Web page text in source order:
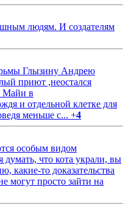
людям. И создателям
Глызину Андрею
приют ,неостался
Майи в
и отдельной клетке для
меньше с... +4
особым видом
думать, что кота украли, вы
какие-то доказательства
могут просто зайти на